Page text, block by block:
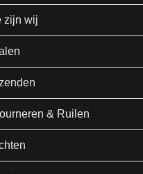
zijn wij
& Ruilen